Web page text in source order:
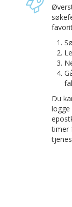
Du
logge
timer